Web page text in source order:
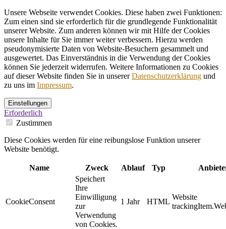
Unsere Webseite verwendet Cookies. Diese haben zwei Funktionen:
Zum einen sind sie erforderlich für die grundlegende Funktionalität
unserer Website. Zum anderen können wir mit Hilfe der Cookies
unsere Inhalte für Sie immer weiter verbessern. Hierzu werden
pseudonymisierte Daten von Website-Besuchern gesammelt und
ausgewertet. Das Einverständnis in die Verwendung der Cookies
können Sie jederzeit widerrufen. Weitere Informationen zu Cookies
auf dieser Website finden Sie in unsererDatenschutzerklärung und
zu uns im Impressum.
Einstellungen
Erforderlich
Zustimmen
Diese Cookies werden für eine reibungslose Funktion unserer
Website benötigt.
Name Zweck Ablauf Typ
CookieConsent
Speichert
Ihre
Einwilligung
zur
Verwendung
von Cookies.
1 Jahr HTML
Website